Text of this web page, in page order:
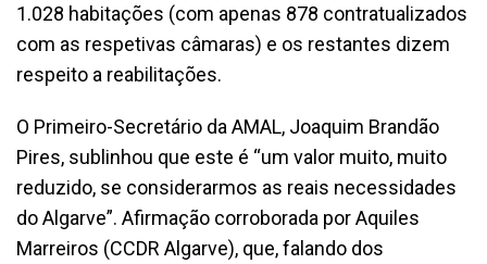
1.028 habitações (com apenas 878 contratualizados
com as respetivas câmaras) e os restantes dizem
respeito a reabilitações.
O Primeiro-Secretário da AMAL, Joaquim Brandão
Pires, sublinhou que este é “um valor muito, muito
reduzido, se considerarmos as reais necessidades
do Algarve”. Afirmação corroborada por Aquiles
Marreiros (CCDR Algarve), que, falando dos